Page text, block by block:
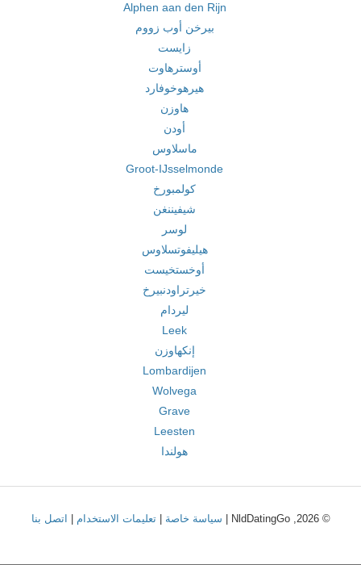
Alphen aan den Rijn
بيرخن أوب زووم
زايست
أوسترهاوت
هيرهوخوفارد
هاوزن
أودن
ماسلاوس
Groot-IJsselmonde
كولمبورخ
شيفيننغن
لوسر
هيليفوتسلاوس
أوخستخيست
خيرتراودنبيرخ
ليردام
Leek
إنكهاوزن
Lombardijen
Wolvega
Grave
Leesten
هولندا
© 2026, NldDatingGo | سياسة خاصة |تعليمات الاستخدام اتصل بنا